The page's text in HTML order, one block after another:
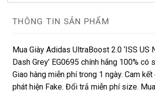
THÔNG TIN SẢN PHẨM
Mua Giày Adidas UltraBoost 2.0 ‘ISS US
Dash Grey’ EG0695 chính hãng 100% có
Giao hàng miễn phí trong 1 ngày. Cam
phát hiện Fake. Đổi trả miễn phí size.